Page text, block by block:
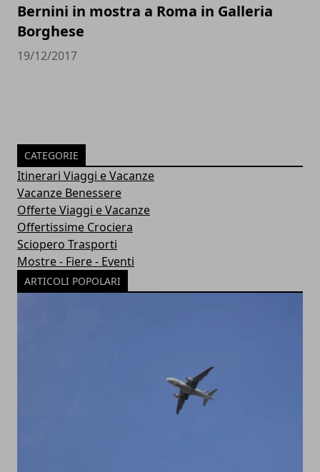
Bernini in mostra a Roma in Galleria
Borghese
19/12/2017
CATEGORIE
Itinerari Viaggi e Vacanze
Vacanze Benessere
Offerte Viaggi e Vacanze
Offertissime Crociera
Sciopero Trasporti
Mostre - Fiere - Eventi
ARTICOLI POPOLARI